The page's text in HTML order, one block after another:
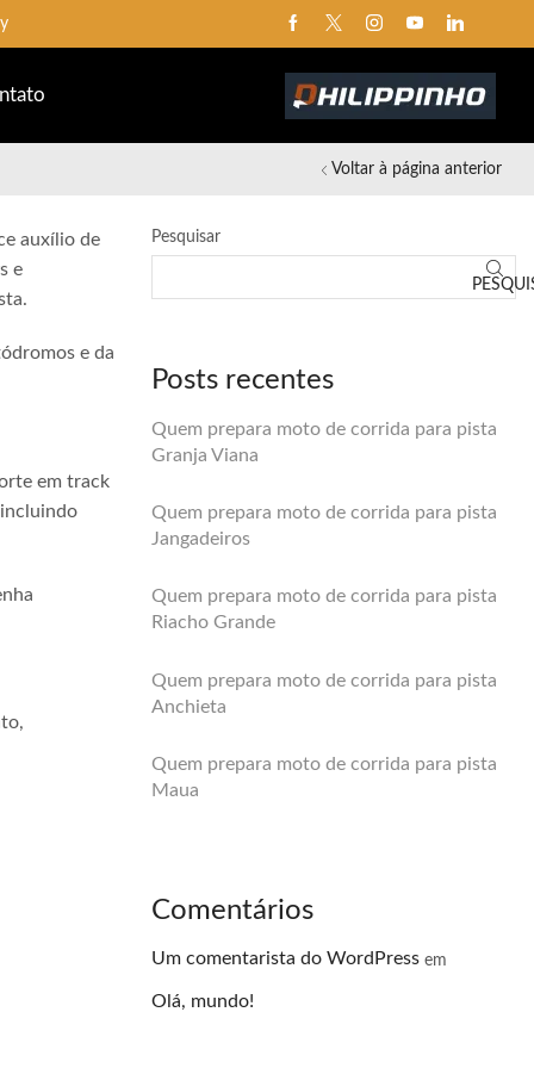
Voltar à página anterior
auxílio de
e
e da
em track
Pesquisar
Posts recentes
Quem prepara moto de corrida para pista
Granja Viana
Quem prepara moto de corrida para pista
Jangadeiros
Quem prepara moto de corrida para pista
Riacho Grande
Quem prepara moto de corrida para pista
Anchieta
Quem prepara moto de corrida para pista
Maua
Comentários
Um comentarista do WordPress em
Olá, mundo!